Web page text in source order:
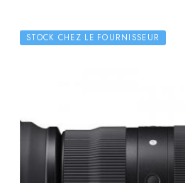
STOCK CHEZ LE FOURNISSEUR